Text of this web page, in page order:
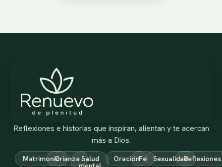
Reflexiones e historias que inspiran, alientan y te acercan
más a Dios.
MatrimonioCrianza Salud OraciónFe SexualidadReflexiones